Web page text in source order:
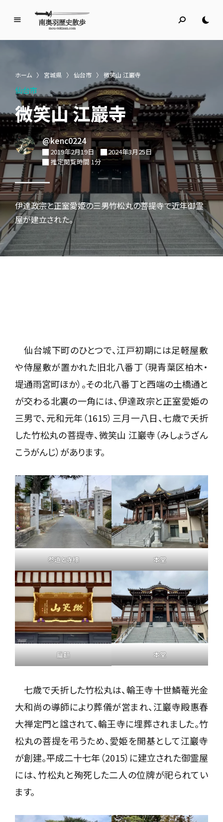
歴
史
散
歩
名所旧跡と館めぐり
ホーム 〉 宮城県 〉 仙台市 〉 微笑山 江巖寺
仙台市
微笑山 江巖寺
@kenc0224
2019年2月19日
2024年3月25日
推定閲覧時間 1分
伊達政宗と正室愛姫の三男竹松丸の菩提寺で近年御霊
屋が建立された。
仙台城下町のひとつで、江戸初期には足軽屋敷
や侍屋敷が置かれた旧北八番丁（現青葉区柏木・
堤通雨宮町ほか）。その北八番丁と西端の土橋通と
が交わる北裏の一角には、伊達政宗と正室愛姫の
三男で、元和元年（1615）三月一八日、七歳で夭折
した竹松丸の菩提寺、微笑山 江巖寺（みしょうざん
こうがんじ）があります。
参道と寺標 本堂
扁額 本堂
七歳で夭折した竹松丸は、輪王寺十世鱗菴光金
大和尚の導師により葬儀が営まれ、江巖寺殿惠春
大禅定門と諡されて、輪王寺に埋葬されました。竹
松丸の菩提を弔うため、愛姫を開基として江巖寺
が創建。平成二十七年（2015）に建立された御霊屋
には、竹松丸と殉死した二人の位牌が祀られてい
ます。